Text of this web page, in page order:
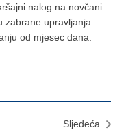
nalog na novčani
zabrane upravljanja
od mjesec dana.
Sljedeća